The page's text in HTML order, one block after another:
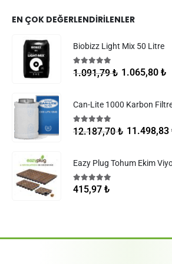
EN ÇOK DEĞERLENDIRILENLER
Biobizz Light Mix 50 Litre
5.005 üzerinden
1.091,79₺ 1.065,80 ₺
Can-Lite 1000 Karbon
5.00 5 üzerinden
12.187,70₺ 11.498,83
5.005 üzerinden
415,97 ₺